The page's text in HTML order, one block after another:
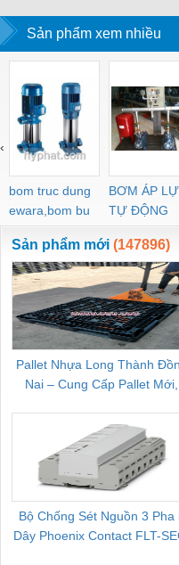
Sản phẩm xem nhiều
bom truc dung
ewara,bom bu
ewara
BƠM ÁP
TỰ ĐỘNG
‹
Sản phẩm mới (147896)
Pallet Nhựa Long Thành
Nai – Cung Cấp Pallet Mới,
Bộ Chống Sét Nguồn 3 Pha
Dây Phoenix Contact FLT-